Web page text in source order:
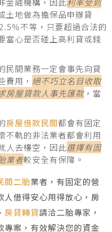
土地做為擔保品申辦貸
％不等，只要超過合法的
當心是否碰上高利貸或錢
民間業務一定會事先向貸
費用， 絕不巧立名目收取
房屋貸款人事先匯款，當
房屋借款民間都會有固定
不軌的非法業者都會利用
人去樓空，因此選擇有固
業者較安全有保障。
間二胎業者，有固定的營
人借得安心用得放心，房
房貸轉貸請洽二胎專家，
案，有效解決您的資金